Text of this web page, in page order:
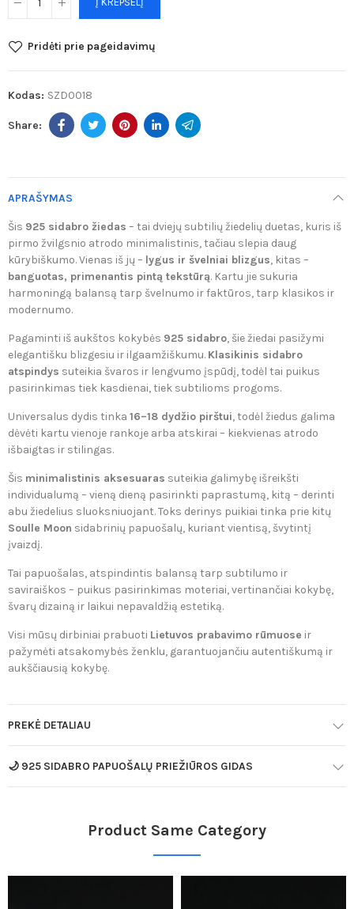
Pridėti prie pageidavimų
Kodas: SZD0018
APRAŠYMAS
Šis 925 sidabro žiedas – tai dviejų subtilių žiedelių duetas, kuris iš
pirmo žvilgsnio atrodo minimalistinis, tačiau slepia daug
kūrybiškumo. Vienas iš jų – lygus ir švelniai blizgus, kitas –
banguotas, primenantis pintą tekstūrą. Kartu jie sukuria
harmoningą balansą tarp švelnumo ir faktūros, tarp klasikos ir
modernumo.
Pagaminti iš aukštos kokybės 925 sidabro, šie žiedai pasižymi
elegantišku blizgesiu ir ilgaamžiškumu. Klasikinis sidabro
atspindys suteikia švaros ir lengvumo įspūdį, todėl tai puikus
pasirinkimas tiek kasdienai, tiek subtilioms progoms.
Universalus dydis tinka 16–18 dydžio pirštui, todėl žiedus galima
dėvėti kartu vienoje rankoje arba atskirai – kiekvienas atrodo
išbaigtas ir stilingas.
Šis minimalistinis aksesuaras suteikia galimybę išreikšti
individualumą – vieną dieną pasirinkti paprastumą, kitą – derinti
abu žiedelius sluoksniuojant. Toks derinys puikiai tinka prie kitų
Soulle Moon sidabrinių papuošalų, kuriant vientisą, švytintį
įvaizdį.
Tai papuošalas, atspindintis balansą tarp subtilumo ir
saviraiškos – puikus pasirinkimas moteriai, vertinančiai kokybę,
švarų dizainą ir laikui nepavaldžią estetiką.
Visi mūsų dirbiniai prabuoti Lietuvos prabavimo rūmuose ir
pažymėti atsakomybės ženklu, garantuojančiu autentiškumą ir
aukščiausią kokybę.
PREKĖ DETALIAU
🌙 925 SIDABRO PAPUOŠALŲ PRIEŽIŪROS GIDAS
Product Same Category